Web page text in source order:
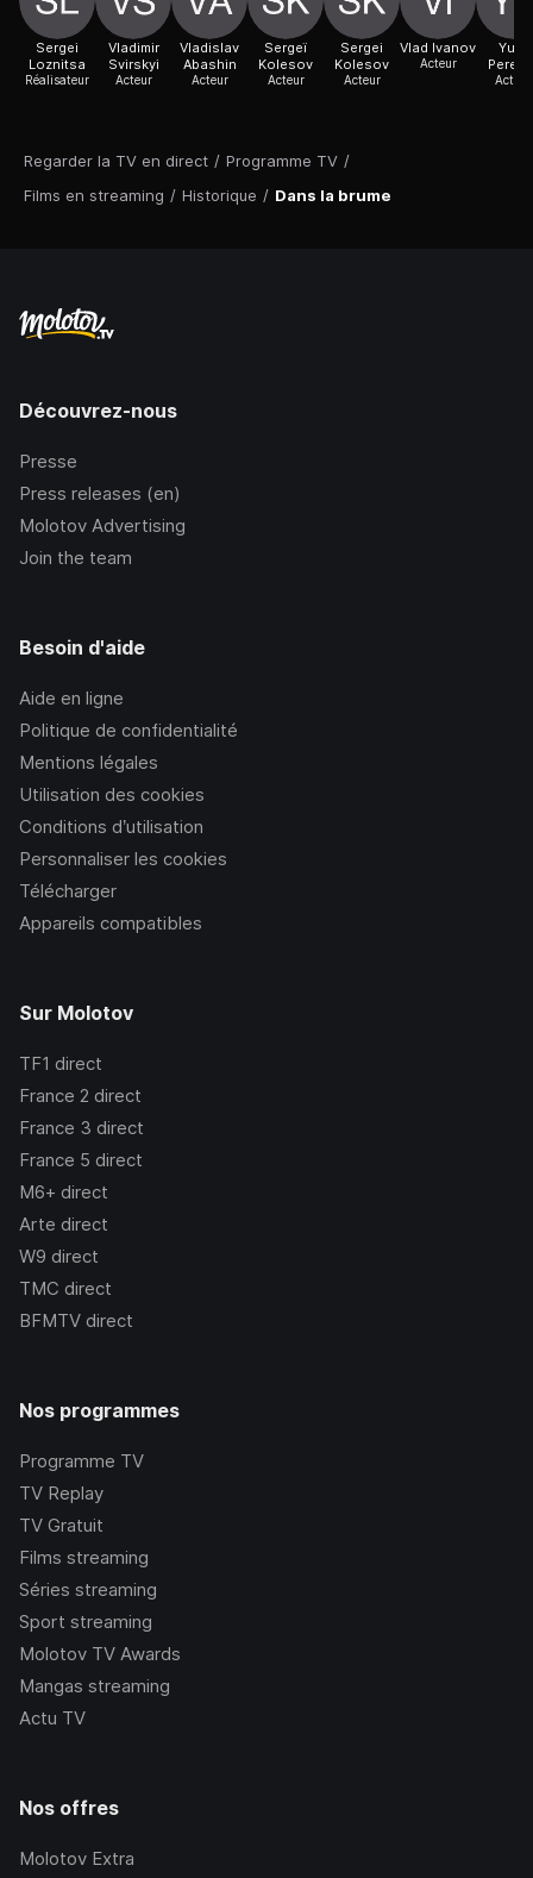
Regarder la TV en direct / Programme TV /
Films en streaming / Historique / Dans la brume
Sergei
Loznitsa
Réalisateur
Vladimir
Svirskyi
Acteur
Vladislav
Abashin
Acteur
Sergeï
Kolesov
Acteur
Sergei
Kolesov
Acteur
Vlad Ivanov
Acteur
Yulia
Actrice
Découvrez-nous
Presse
Press releases (en)
Molotov Advertising
Join the team
Besoin d'aide
Aide en ligne
Politique de confidentialité
Mentions légales
Utilisation des cookies
Conditions d’utilisation
Personnaliser les cookies
Télécharger
Appareils compatibles
Sur Molotov
TF1 direct
France 2 direct
France 3 direct
France 5 direct
M6+ direct
Arte direct
W9 direct
TMC direct
BFMTV direct
Nos programmes
Programme TV
TV Replay
TV Gratuit
Films streaming
Séries streaming
Sport streaming
Molotov TV Awards
Mangas streaming
Actu TV
Nos offres
Molotov Extra